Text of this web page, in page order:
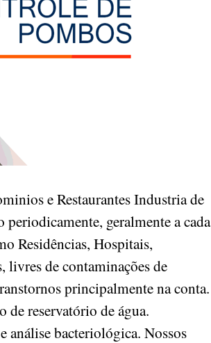
e Restaurantes Industria de
geralmente a cada
Residências, Hospitais,
livres de contaminações de
principalmente na conta.
reservatório de água.
análise bacteriológica. Nossos